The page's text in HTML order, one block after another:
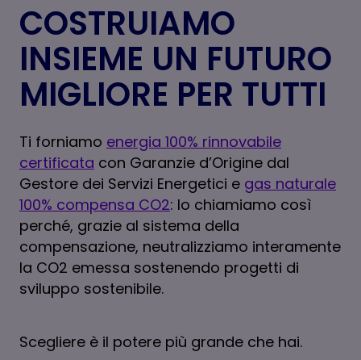
COSTRUIAMO
INSIEME UN FUTURO
MIGLIORE PER TUTTI
Ti forniamo energia 100% rinnovabile
certificata con Garanzie d’Origine dal
Gestore dei Servizi Energetici e gas naturale
100% compensa CO2: lo chiamiamo così
perché, grazie al sistema della
compensazione, neutralizziamo interamente
la CO2 emessa sostenendo progetti di
sviluppo sostenibile.
Scegliere è il potere più grande che hai.